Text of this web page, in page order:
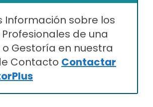
Información sobre los
Profesionales de una
Gestoría en nuestra
Contacto Contactar